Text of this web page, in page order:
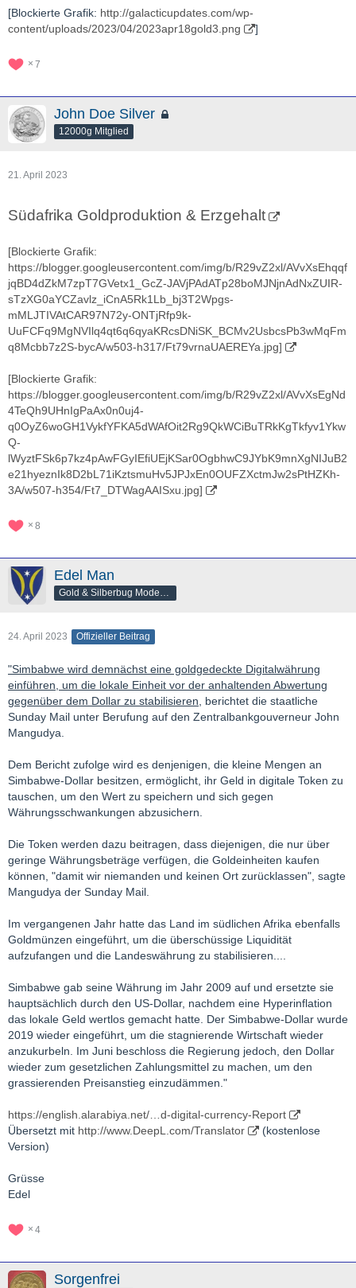
[Blockierte Grafik: http://galacticupdates.com/wp-
content/uploads/2023/04/2023apr18gold3.png
]
7
John Doe Silver
12000g Mitglied
21. April 2023
Südafrika Goldproduktion & Erzgehalt
[Blockierte Grafik:
https://blogger.googleusercontent.com/img/b/R29vZ2xl/AVvXsEhqqf
jqBD4dZkM7zpT7GVetx1_GcZ-JAVjPAdATp28boMJNjnAdNxZUIR-
sTzXG0aYCZavlz_iCnA5Rk1Lb_bj3T2Wpgs-
mMLJTIVAtCAR97N72y-ONTjRfp9k-
UuFCFq9MgNVIlq4qt6q6qyaKRcsDNiSK_BCMv2UsbcsPb3wMqFm
q8Mcbb7z2S-bycA/w503-h317/Ft79vrnaUAEREYa.jpg]
[Blockierte Grafik:
https://blogger.googleusercontent.com/img/b/R29vZ2xl/AVvXsEgNd
4TeQh9UHnIgPaAx0n0uj4-
q0OyZ6woGH1VykfYFKA5dWAfOit2Rg9QkWCiBuTRkKgTkfyv1Ykw
Q-
lWyztFSk6p7kz4pAwFGyIEfiUEjKSar0OgbhwC9JYbK9mnXgNIJuB2
e21hyeznIk8D2bL71iKztsmuHv5JPJxEn0OUFZXctmJw2sPtHZKh-
3A/w507-h354/Ft7_DTWagAAISxu.jpg]
8
Edel Man
Gold & Silberbug Moderator
24. April 2023 Offizieller Beitrag
"Simbabwe wird demnächst eine goldgedeckte Digitalwährung
einführen, um die lokale Einheit vor der anhaltenden Abwertung
gegenüber dem Dollar zu stabilisieren , berichtet die staatliche
Sunday Mail unter Berufung auf den Zentralbankgouverneur John
Mangudya.
Dem Bericht zufolge wird es denjenigen, die kleine Mengen an
Simbabwe-Dollar besitzen, ermöglicht, ihr Geld in digitale Token zu
tauschen, um den Wert zu speichern und sich gegen
Währungsschwankungen abzusichern.
Die Token werden dazu beitragen, dass diejenigen, die nur über
geringe Währungsbeträge verfügen, die Goldeinheiten kaufen
können, "damit wir niemanden und keinen Ort zurücklassen", sagte
Mangudya der Sunday Mail.
Im vergangenen Jahr hatte das Land im südlichen Afrika ebenfalls
Goldmünzen eingeführt, um die überschüssige Liquidität
aufzufangen und die Landeswährung zu stabilisieren....
Simbabwe gab seine Währung im Jahr 2009 auf und ersetzte sie
hauptsächlich durch den US-Dollar, nachdem eine Hyperinflation
das lokale Geld wertlos gemacht hatte. Der Simbabwe-Dollar wurde
2019 wieder eingeführt, um die stagnierende Wirtschaft wieder
anzukurbeln. Im Juni beschloss die Regierung jedoch, den Dollar
wieder zum gesetzlichen Zahlungsmittel zu machen, um den
grassierenden Preisanstieg einzudämmen."
https://english.alarabiya.net/…d-digital-currency-Report
Übersetzt mit http://www.DeepL.com/Translator
(kostenlose
Version)
Grüsse
Edel
4
Sorgenfrei